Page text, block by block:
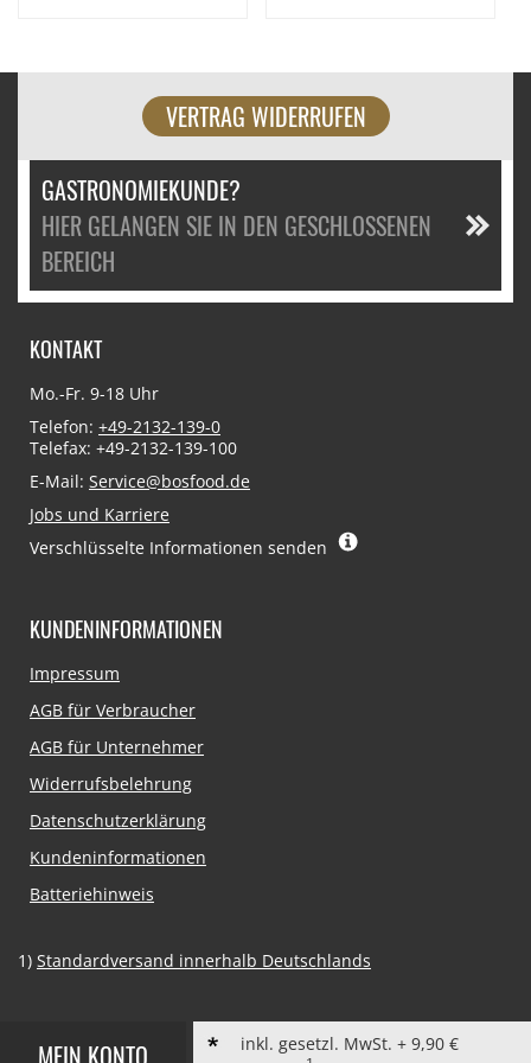
VERTRAG WIDERRUFEN
GASTRONOMIEKUNDE?
HIER GELANGEN SIE IN DEN GESCHLOSSENEN
BEREICH
inkl. gesetzl. MwSt. + 9,90 €
KONTAKT
Mo.-Fr. 9-18 Uhr
Telefon: +49-2132-139-0
Telefax: +49-2132-139-100
E-Mail: Service@bosfood.de
Jobs und Karriere
Verschlüsselte Informationen senden
KUNDENINFORMATIONEN
Navigation
Impressum
AGB für Verbraucher
AGB für Unternehmer
Widerrufsbelehrung
Datenschutzerklärung
Kundeninformationen
Batteriehinweis
1) Standardversand innerhalb Deutschlands